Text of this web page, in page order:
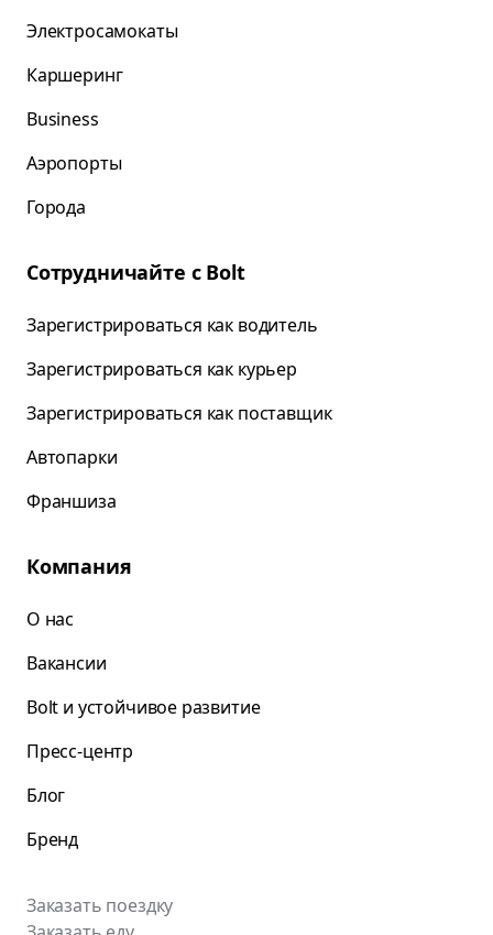
Электросамокаты
Каршеринг
Business
Аэропорты
Города
Сотрудничайте с Bolt
Зарегистрироваться как водитель
Зарегистрироваться как курьер
Зарегистрироваться как поставщик
Автопарки
Франшиза
Компания
О нас
Вакансии
Bolt и устойчивое развитие
Пресс-центр
Блог
Бренд
Заказать поездку